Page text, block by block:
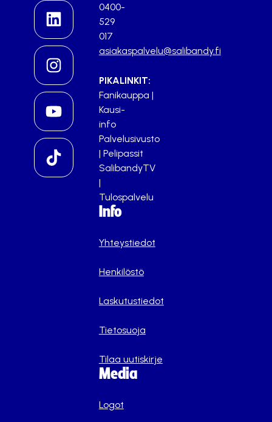
0400-
529
017
asiakaspalvelu@salibandy.fi
PIKALINKIT:
Fanikauppa |
Kausi-
info
Palvelusivusto
| Pelipassit
SalibandyTV
|
Tulospalvelu
Info
Yhteystiedot
Henkilöstö
Laskutustiedot
Tietosuoja
Tilaa uutiskirje
Media
Logot